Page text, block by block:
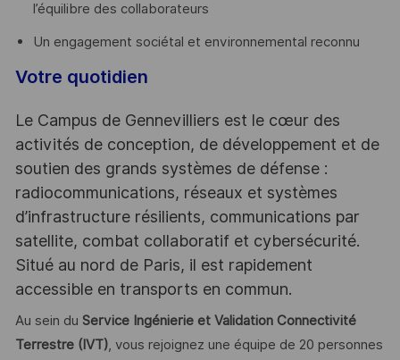
l’équilibre des collaborateurs
Un engagement sociétal et environnemental reconnu
Votre quotidien
Le Campus de Gennevilliers est le cœur des
activités de conception, de développement et de
soutien des grands systèmes de défense :
radiocommunications, réseaux et systèmes
d’infrastructure résilients, communications par
satellite, combat collaboratif et cybersécurité.
Situé au nord de Paris, il est rapidement
accessible en transports en commun.
Au sein du Service Ingénierie et Validation Connectivité
Terrestre (IVT), vous rejoignez une équipe de 20 personnes